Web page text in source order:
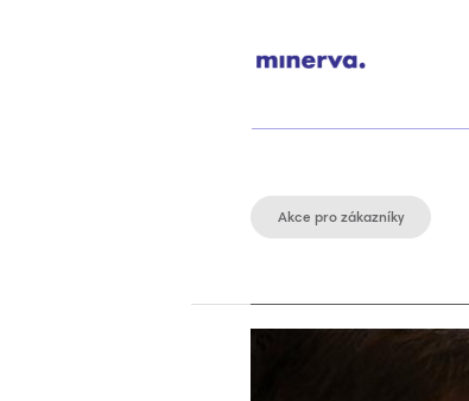
Akce pro zákazníky